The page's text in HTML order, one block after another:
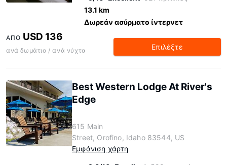
13.1 km
Δωρεάν ασύρματο ίντερνετ
ΑΠΌ USD 136
ανά δωμάτιο / ανά νύχτα Επιλέξτε
Best Western Lodge At River's
Edge
615 Main
Street, Orofino, Idaho 83544, US
Εμφάνιση χάρτη